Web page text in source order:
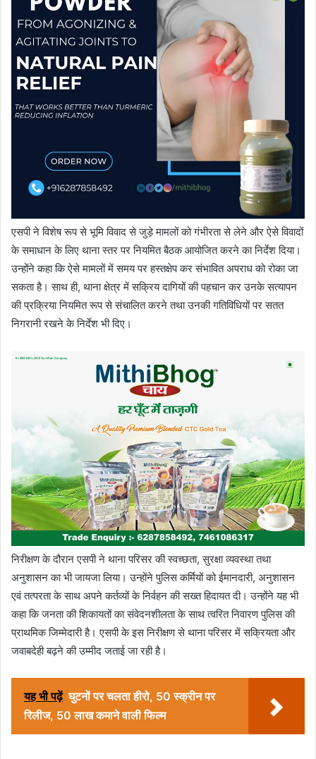
एसपी ने विशेष रूप से भूमि विवाद से जुड़े मामलों को गंभीरता से लेने और ऐसे विवादों
के समाधान के लिए थाना स्तर पर नियमित बैठक आयोजित करने का निर्देश दिया।
उन्होंने कहा कि ऐसे मामलों में समय पर हस्तक्षेप कर संभावित अपराध को रोका जा
सकता है। साथ ही, थाना क्षेत्र में सक्रिय दागियों की पहचान कर उनके सत्यापन
की प्रक्रिया नियमित रूप से संचालित करने तथा उनकी गतिविधियों पर सतत
निगरानी रखने के निर्देश भी दिए।
निरीक्षण के दौरान एसपी ने थाना परिसर की स्वच्छता, सुरक्षा व्यवस्था तथा
अनुशासन का भी जायजा लिया। उन्होंने पुलिस कर्मियों को ईमानदारी, अनुशासन
एवं तत्परता के साथ अपने कर्तव्यों के निर्वहन की सख्त हिदायत दी। उन्होंने यह भी
कहा कि जनता की शिकायतों का संवेदनशीलता के साथ त्वरित निवारण पुलिस की
प्राथमिक जिम्मेदारी है। एसपी के इस निरीक्षण से थाना परिसर में सक्रियता और
जवाबदेही बढ़ने की उम्मीद जताई जा रही है।
यह भी पढ़ें घुटनों पर चलता हीरो, 50 स्क्रीन पर
रिलीज, 50 लाख कमाने वाली फिल्म